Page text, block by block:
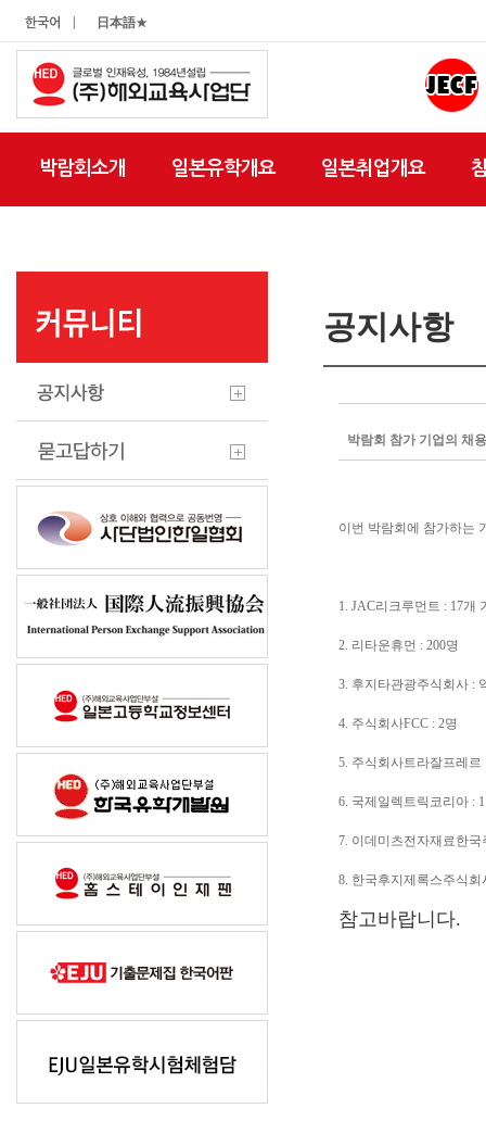
한국어 日本語★
박람회소개 일본유학개요 일본취업개요
공지사항
박람회 참가 기업의 채
이번 박람회에 참가하는
1. JAC리크루먼트 : 17개
2. 리타운휴먼 : 200명
3. 후지타관광주식회사 :
4. 주식회사FCC : 2명
5. 주식회사트라잘프레르
6. 국제일렉트릭코리아 :
7. 이데미츠전자재료한국
8. 한국후지제록스주식회
참고바랍니다.